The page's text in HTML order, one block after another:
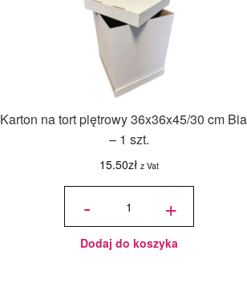
Karton na tort piętrowy 36x36x45/30 cm
– 1 szt.
15.50zł z Vat
-
ilość Karton
36x36x45/30
cm Biały - 1 +
Dodaj do koszyka